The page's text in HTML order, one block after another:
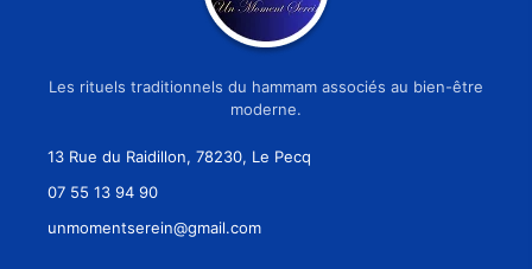
Les rituels traditionnels du hammam associés au bien-être
moderne.
13 Rue du Raidillon, 78230, Le Pecq
07 55 13 94 90
unmomentserein@gmail.com